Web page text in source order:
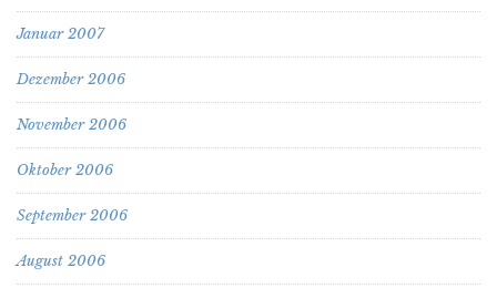
Januar 2007
Dezember 2006
November 2006
Oktober 2006
September 2006
August 2006